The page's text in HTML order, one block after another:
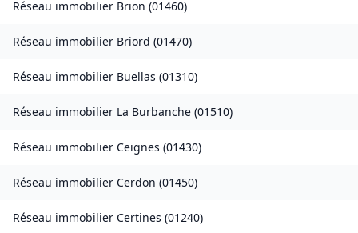
Réseau immobilier Brion (01460)
Réseau immobilier Briord (01470)
Réseau immobilier Buellas (01310)
Réseau immobilier La Burbanche (01510)
Réseau immobilier Ceignes (01430)
Réseau immobilier Cerdon (01450)
Réseau immobilier Certines (01240)